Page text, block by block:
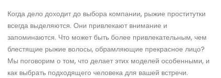
Когда дело доходит до выбора компании, рыжие проститутки
всегда выделяются. Они привлекают внимание и
запоминаются. Что может быть более привлекательным, чем
блестящие рыжие волосы, обрамляющие прекрасное лицо?
Мы поговорим о том, что делает этих моделей особенными, и
как выбрать подходящего человека для вашей встречи.